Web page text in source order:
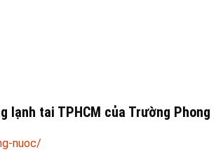
lạnh tai TPHCM của Trường Phong
nuoc/